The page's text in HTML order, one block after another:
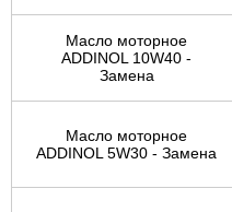
Масло моторное
ADDINOL 10W40 -
Замена
Масло моторное
ADDINOL 5W30 - Замена